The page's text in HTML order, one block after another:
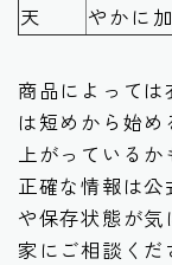
天
やかに
商品によって
は短めから始
上がっているか
正確な情報は
や保存状態が
家にご相談くだ